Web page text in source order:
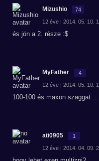
Mizushio 74
12 éve | 2014. 05. 10.
és jön a 2. része :$
MyFather 4
12 éve | 2014. 05. 10.
100-100 és maxon szaggat
ati0905 1
12 éve | 2014. 04. 09.